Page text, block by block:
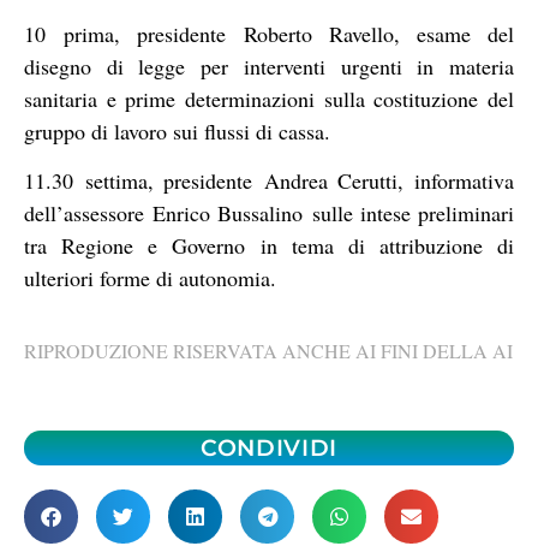
10 prima, presidente Roberto Ravello, esame del
disegno di legge per interventi urgenti in materia
sanitaria e prime determinazioni sulla costituzione del
gruppo di lavoro sui flussi di cassa.
11.30 settima, presidente Andrea Cerutti, informativa
dell’assessore Enrico Bussalino sulle intese preliminari
tra Regione e Governo in tema di attribuzione di
ulteriori forme di autonomia.
RIPRODUZIONE RISERVATA ANCHE AI FINI DELLA AI
CONDIVIDI